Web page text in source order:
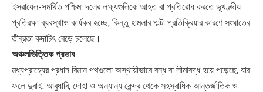
ইসরায়েল-সমর্থিত পশ্চিমা দলের লক্ষ্যগুলিকে আহত বা প্রতিরোধ করতে ভূখণ্ডীয়
প্রতিরক্ষা ব্যবস্থাও কার্যকর হচ্ছে, কিন্তু হামলার পাল্টা প্রতিক্রিয়ার কারণে সংঘাতের
তীব্রতা কদাচিৎ বেড়ে চলেছে।
অঞ্চলভিত্তিক প্রভাব
মধ্যপ্রাচ্যের প্রধান বিমান পথগুলো অস্থায়ীভাবে বন্ধ বা সীমাবদ্ধ হয়ে পড়েছে, যার
ফলে দুবাই, আবুধাবি, দোহা ও অন্যান্য কেন্দ্র থেকে সহস্রাধিক আন্তর্জাতিক ও